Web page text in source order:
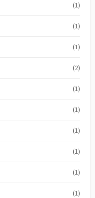
(1)
(1)
(1)
(2)
(1)
(1)
(1)
(1)
(1)
(1)